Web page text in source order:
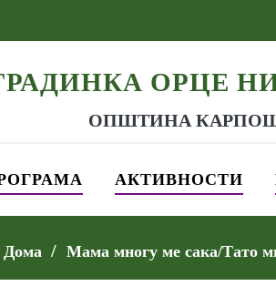
ОРЦЕ
ОПШТИНА
АКТИВНОСТИ
Дома Мама многу ме сака/Тато